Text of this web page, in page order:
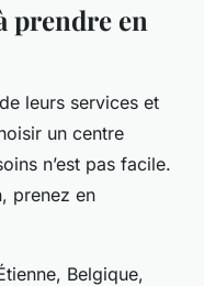
prendre en
leurs services et
un centre
n’est pas facile.
prenez en
Belgique,